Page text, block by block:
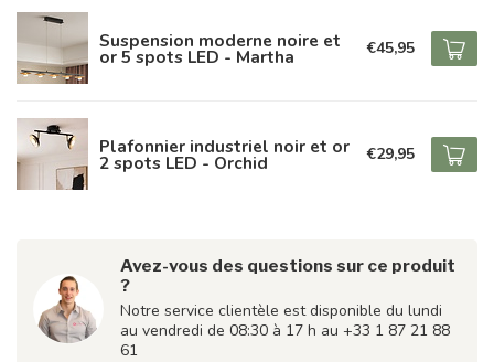
Suspension moderne noire et
or 5 spots LED - Martha €45,95
Plafonnier industriel noir et or
2 spots LED - Orchid €29,95
Avez-vous des questions sur ce produit
?
Notre service clientèle est disponible du lundi
au vendredi de 08:30 à 17 h au +33 1 87 21 88
61